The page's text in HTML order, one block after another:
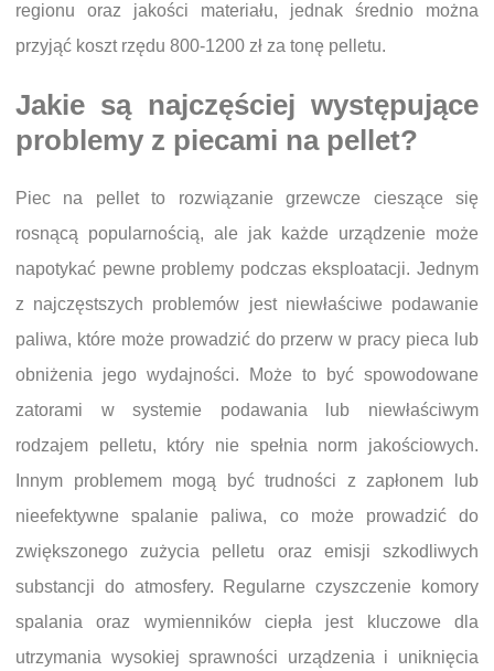
regionu oraz jakości materiału, jednak średnio można
przyjąć koszt rzędu 800-1200 zł za tonę pelletu.
Jakie są najczęściej występujące
problemy z piecami na pellet?
Piec na pellet to rozwiązanie grzewcze cieszące się
rosnącą popularnością, ale jak każde urządzenie może
napotykać pewne problemy podczas eksploatacji. Jednym
z najczęstszych problemów jest niewłaściwe podawanie
paliwa, które może prowadzić do przerw w pracy pieca lub
obniżenia jego wydajności. Może to być spowodowane
zatorami w systemie podawania lub niewłaściwym
rodzajem pelletu, który nie spełnia norm jakościowych.
Innym problemem mogą być trudności z zapłonem lub
nieefektywne spalanie paliwa, co może prowadzić do
zwiększonego zużycia pelletu oraz emisji szkodliwych
substancji do atmosfery. Regularne czyszczenie komory
spalania oraz wymienników ciepła jest kluczowe dla
utrzymania wysokiej sprawności urządzenia i uniknięcia